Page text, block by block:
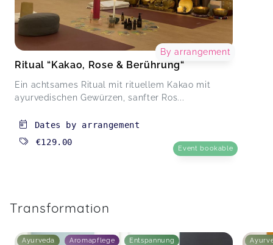
Ritual “Kakao, Rose & Berührung“
Ein achtsames Ritual mit rituellem Kakao mit
ayurvedischen Gewürzen, sanfter Ros...
By arrangement
Dates by arrangement
€129.00
Event bookable
Transformation
Ayurveda Aromapflege Entspannung